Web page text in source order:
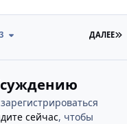
ДАЛЕЕ
сейчас, чтобы